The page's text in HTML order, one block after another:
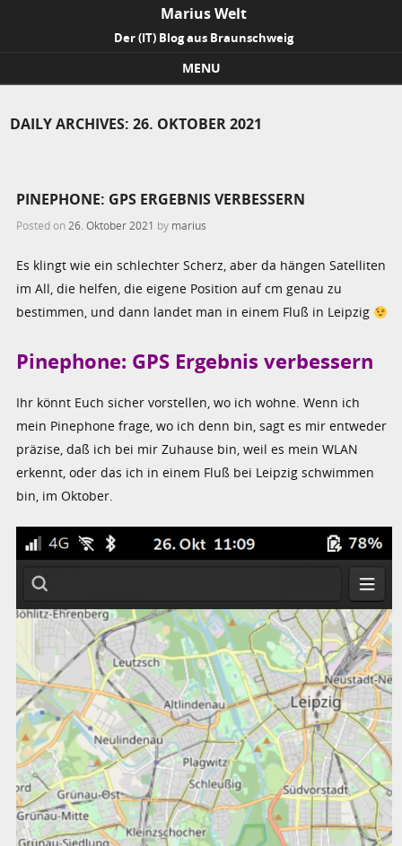
Marius Welt
Der (IT) Blog aus Braunschweig
MENU
DAILY ARCHIVES:26. OKTOBER 2021
PINEPHONE: GPS ERGEBNIS VERBESSERN
Posted on 26. Oktober 2021 by marius
Es klingt wie ein schlechter Scherz, aber da hängen Satelliten
im All, die helfen, die eigene Position auf cm genau zu
bestimmen, und dann landet man in einem Fluß in Leipzig
Pinephone: GPS Ergebnis verbessern
Ihr könnt Euch sicher vorstellen, wo ich wohne. Wenn ich
mein Pinephone frage, wo ich denn bin, sagt es mir entweder
präzise, daß ich bei mir Zuhause bin, weil es mein WLAN
erkennt, oder das ich in einem Fluß bei Leipzig schwimmen
bin, im Oktober.